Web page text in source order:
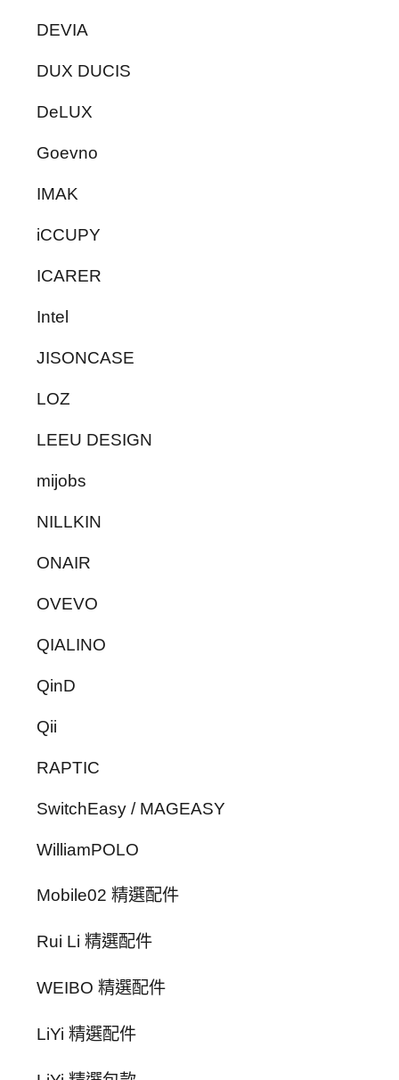
DEVIA
DUX DUCIS
DeLUX
Goevno
IMAK
iCCUPY
ICARER
Intel
JISONCASE
LOZ
LEEU DESIGN
mijobs
NILLKIN
ONAIR
OVEVO
QIALINO
QinD
Qii
RAPTIC
SwitchEasy / MAGEASY
WilliamPOLO
Mobile02 精選配件
Rui Li 精選配件
WEIBO 精選配件
LiYi 精選配件